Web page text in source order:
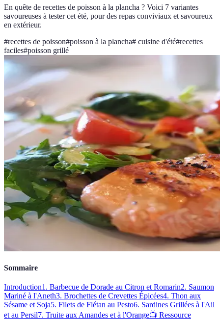
En quête de recettes de poisson à la plancha ? Voici 7 variantes
savoureuses à tester cet été, pour des repas conviviaux et savoureux
en extérieur.
#recettes de poisson#poisson à la plancha# cuisine d'été#recettes
faciles#poisson grillé
Sommaire
Introduction1. Barbecue de Dorade au Citron et Romarin2. Saumon
Mariné à l'Aneth3. Brochettes de Crevettes Épicées4. Thon aux
Sésame et Soja5. Filets de Flétan au Pesto6. Sardines Grillées à l'Ail
et au Persil7. Truite aux Amandes et à l'Orange📺 Ressource